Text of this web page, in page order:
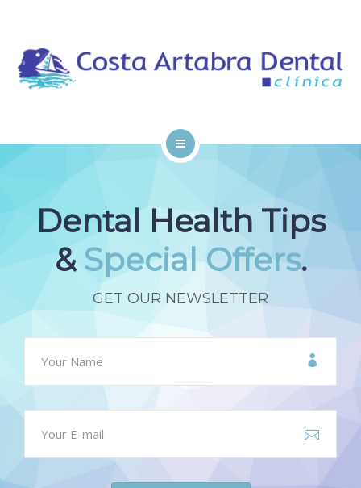
TRATAMIENTOS
TRATAMIENTOS
CONTACTO
Dental Health Tips
&Special Offers.
GET OUR NEWSLETTER